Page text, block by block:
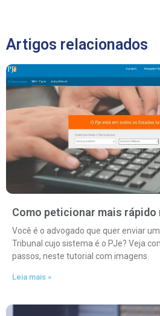
Artigos relacionados
Como peticionar mais rápido
Você é o advogado que quer enviar
Tribunal cujo sistema é o PJe? Veja
passos, neste tutorial com imagens.
Leia mais »